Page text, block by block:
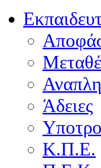
Άδειες
Κ.Π.Ε.